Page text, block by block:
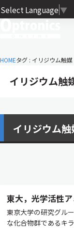
Select Language ▼
HOMEタグ : イリジウム触媒
イリジウム触
イリジウム
東大，光学活性
東京大学の研究グル
な化合物群であるキ